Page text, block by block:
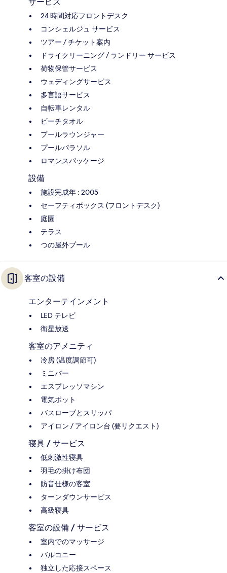
24 時間対応フロントデスク
コンシェルジュ サービス
ツアー / チケット案内
ドライクリーニング / ランドリー サービス
荷物保管サービス
ウェディングサービス
多言語サービス
自転車レンタル
ビーチタオル
プールラウンジャー
プールパラソル
ロマンスパッケージ
設備
施設完成年 : 2005
セーフティボックス (フロントデスク)
庭園
テラス
つの屋外プール
客室の設備
エンターテインメント
LED テレビ
衛星放送
客室のアメニティ
冷房 (温度調節可)
ミニバー
エスプレッソマシン
電気ポット
バスローブとスリッパ
アイロン / アイロン台 (要リクエスト)
寝具 / サービス
低刺激性寝具
羽毛の掛け布団
防音仕様の客室
ターンダウンサービス
高級寝具
客室の設備 / サービス
室内でのマッサージ
バルコニー
独立した応接スペース